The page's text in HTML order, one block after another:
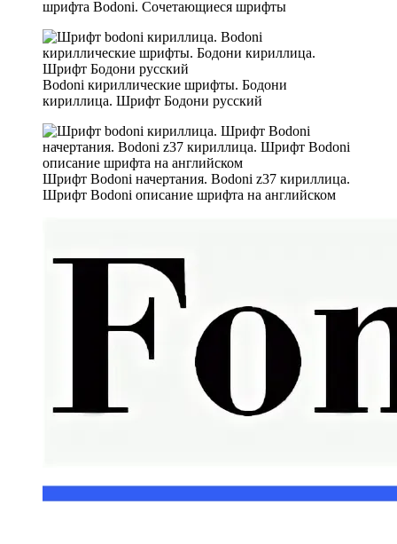
шрифта Bodoni. Сочетающиеся шрифты
Bodoni кириллические шрифты. Бодони
кириллица. Шрифт Бодони русский
Шрифт Bodoni начертания. Bodoni z37 кириллица.
Шрифт Bodoni описание шрифта на английском